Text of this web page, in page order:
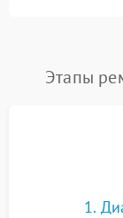
Этапы
1.